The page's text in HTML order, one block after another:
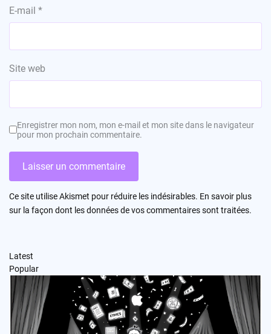
E-mail *
Site web
Enregistrer mon nom, mon e-mail et mon site dans le navigateur
pour mon prochain commentaire.
Ce site utilise Akismet pour réduire les indésirables. En savoir plus
sur la façon dont les données de vos commentaires sont traitées.
Latest
Popular